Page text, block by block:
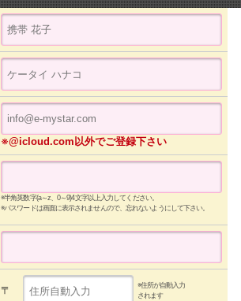
※@icloud.com以外でご登録下さい
※半角英数字(a～z、0～9)4文字以上入力してください。
※パスワードは画面に表示されませんので、忘れないようにして下さい。
〒
※住所が自動入力
されます